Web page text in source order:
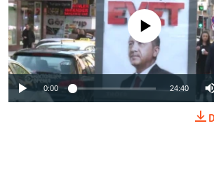
No media source currently
0:00 24:40